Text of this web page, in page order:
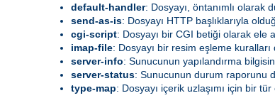
default-handler: Dosyayı, öntanımlı olarak
send-as-is: Dosyayı HTTP başlıklarıyla
cgi-script: Dosyayı bir CGI betiği olarak ele
imap-file: Dosyayı bir resim eşleme
server-info: Sunucunun yapılandırma
server-status: Sunucunun durum raporunu
type-map: Dosyayı içerik uzlaşımı için bir